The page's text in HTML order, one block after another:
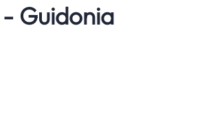
Guidonia